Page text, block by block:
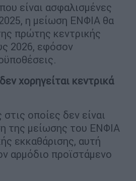
είναι ασφαλισμένες
η μείωση ΕΝΦΙΑ θα
πρώτης κεντρικής
2026, εφόσον
χορηγείται κεντρικά
οποίες δεν είναι
της μείωσης του ΕΝΦΙΑ
εκκαθάρισης, αυτή
αρμόδιο προϊστάμενο